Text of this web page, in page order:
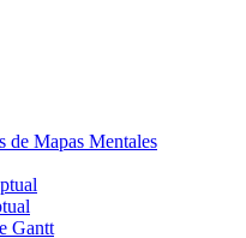
de Mapas Mentales
Gantt